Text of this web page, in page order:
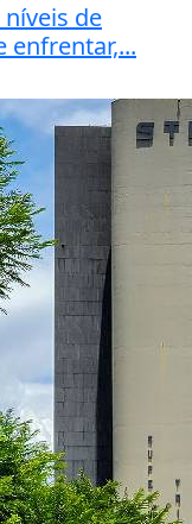
de
enfrentar,...